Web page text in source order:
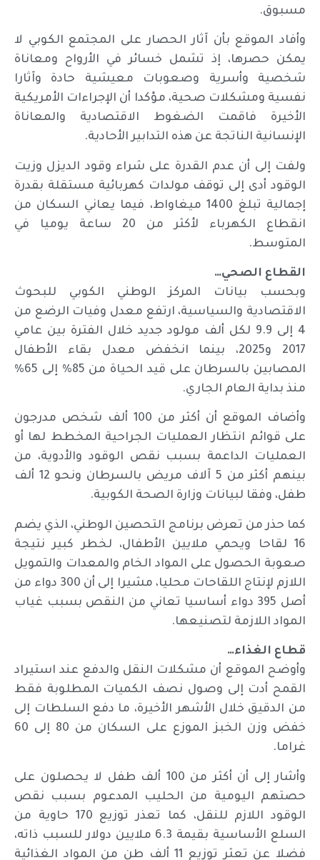
مسبوق.
وأفاد الموقع بأن آثار الحصار على المجتمع الكوبي لا
يمكن حصرها، إذ تشمل خسائر في الأرواح ومعاناة
شخصية وأسرية وصعوبات معيشية حادة وآثارا
نفسية ومشكلات صحية، مؤكدا أن الإجراءات الأمريكية
الأخيرة فاقمت الضغوط الاقتصادية والمعاناة
الإنسانية الناتجة عن هذه التدابير الأحادية.
ولفت إلى أن عدم القدرة على شراء وقود الديزل وزيت
الوقود أدى إلى توقف مولدات كهربائية مستقلة بقدرة
إجمالية تبلغ 1400 ميغاواط، فيما يعاني السكان من
انقطاع الكهرباء لأكثر من 20 ساعة يوميا في
المتوسط.
القطاع الصحي…
وبحسب بيانات المركز الوطني الكوبي للبحوث
الاقتصادية والسياسية، ارتفع معدل وفيات الرضع من
4 إلى 9.9 لكل ألف مولود جديد خلال الفترة بين عامي
2017 و2025، بينما انخفض معدل بقاء الأطفال
المصابين بالسرطان على قيد الحياة من 85% إلى 65%
منذ بداية العام الجاري.
وأضاف الموقع أن أكثر من 100 ألف شخص مدرجون
على قوائم انتظار العمليات الجراحية المخطط لها أو
العمليات الداعمة بسبب نقص الوقود والأدوية، من
بينهم أكثر من 5 آلاف مريض بالسرطان ونحو 12 ألف
طفل، وفقا لبيانات وزارة الصحة الكوبية.
كما حذر من تعرض برنامج التحصين الوطني، الذي يضم
16 لقاحا ويحمي ملايين الأطفال، لخطر كبير نتيجة
صعوبة الحصول على المواد الخام والمعدات والتمويل
اللازم لإنتاج اللقاحات محليا، مشيرا إلى أن 300 دواء من
أصل 395 دواء أساسيا تعاني من النقص بسبب غياب
المواد اللازمة لتصنيعها.
قطاع الغذاء…
وأوضح الموقع أن مشكلات النقل والدفع عند استيراد
القمح أدت إلى وصول نصف الكميات المطلوبة فقط
من الدقيق خلال الأشهر الأخيرة، ما دفع السلطات إلى
خفض وزن الخبز الموزع على السكان من 80 إلى 60
غراما.
وأشار إلى أن أكثر من 100 ألف طفل لا يحصلون على
حصتهم اليومية من الحليب المدعوم بسبب نقص
الوقود اللازم للنقل، كما تعذر توزيع 170 حاوية من
السلع الأساسية بقيمة 6.3 ملايين دولار للسبب ذاته،
فضلا عن تعثر توزيع 11 ألف طن من المواد الغذائية